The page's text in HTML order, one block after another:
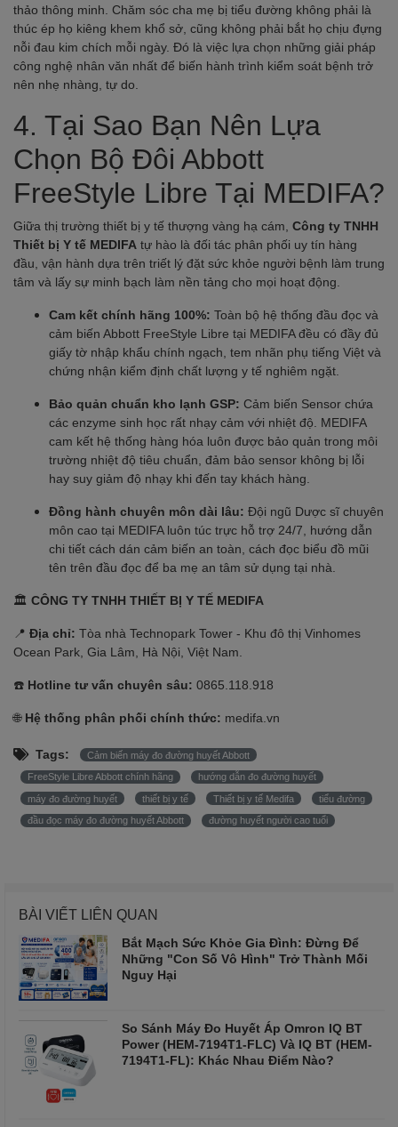
thảo thông minh. Chăm sóc cha mẹ bị tiểu đường không phải là
thúc ép họ kiêng khem khổ sở, cũng không phải bắt họ chịu đựng
nỗi đau kim chích mỗi ngày. Đó là việc lựa chọn những giải pháp
công nghệ nhân văn nhất để biến hành trình kiểm soát bệnh trở
nên nhẹ nhàng, tự do.
4. Tại Sao Bạn Nên Lựa
Chọn Bộ Đôi Abbott
FreeStyle Libre Tại MEDIFA?
Giữa thị trường thiết bị y tế thượng vàng hạ cám, Công ty TNHH
Thiết bị Y tế MEDIFA tự hào là đối tác phân phối uy tín hàng
đầu, vận hành dựa trên triết lý đặt sức khỏe người bệnh làm trung
tâm và lấy sự minh bạch làm nền tảng cho mọi hoạt động.
Cam kết chính hãng 100%: Toàn bộ hệ thống đầu đọc và
cảm biến Abbott FreeStyle Libre tại MEDIFA đều có đầy đủ
giấy tờ nhập khẩu chính ngạch, tem nhãn phụ tiếng Việt và
chứng nhận kiểm định chất lượng y tế nghiêm ngặt.
Bảo quản chuẩn kho lạnh GSP: Cảm biến Sensor chứa
các enzyme sinh học rất nhạy cảm với nhiệt độ. MEDIFA
cam kết hệ thống hàng hóa luôn được bảo quản trong môi
trường nhiệt độ tiêu chuẩn, đảm bảo sensor không bị lỗi
hay suy giảm độ nhạy khi đến tay khách hàng.
Đồng hành chuyên môn dài lâu: Đội ngũ Dược sĩ chuyên
môn cao tại MEDIFA luôn túc trực hỗ trợ 24/7, hướng dẫn
chi tiết cách dán cảm biến an toàn, cách đọc biểu đồ mũi
tên trên đầu đọc để ba mẹ an tâm sử dụng tại nhà.
🏛 CÔNG TY TNHH THIẾT BỊ Y TẾ MEDIFA
📍 Địa chỉ: Tòa nhà Technopark Tower - Khu đô thị Vinhomes
Ocean Park, Gia Lâm, Hà Nội, Việt Nam.
☎️ Hotline tư vấn chuyên sâu: 0865.118.918
🌐 Hệ thống phân phối chính thức: medifa.vn
Tags: Cảm biến máy đo đường huyết Abbott
FreeStyle Libre Abbott chính hãng hướng dẫn đo đường huyết
máy đo đường huyết thiết bị y tế Thiết bị y tế Medifa tiểu đường
đầu đọc máy đo đường huyết Abbott đường huyết người cao tuổi
BÀI VIẾT LIÊN QUAN
Bắt Mạch Sức Khỏe Gia Đình: Đừng Để
Những "Con Số Vô Hình" Trở Thành Mối
Nguy Hại
So Sánh Máy Đo Huyết Áp Omron IQ BT
Power (HEM-7194T1-FLC) Và IQ BT (HEM-
7194T1-FL): Khác Nhau Điểm Nào?